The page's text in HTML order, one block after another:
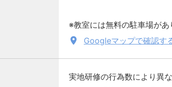
※教室には無料の駐車場が
Googleマップで確認す
実地研修の行為数により異な